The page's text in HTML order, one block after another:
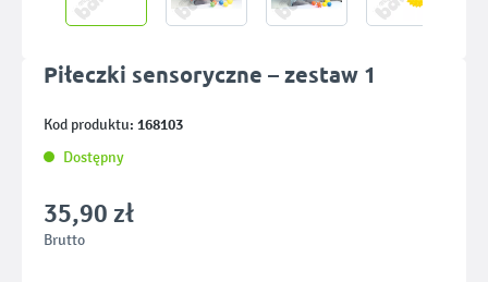
Piłeczki sensoryczne – zestaw 1
Kod produktu: 168103
Dostępny
35,90 zł
Brutto